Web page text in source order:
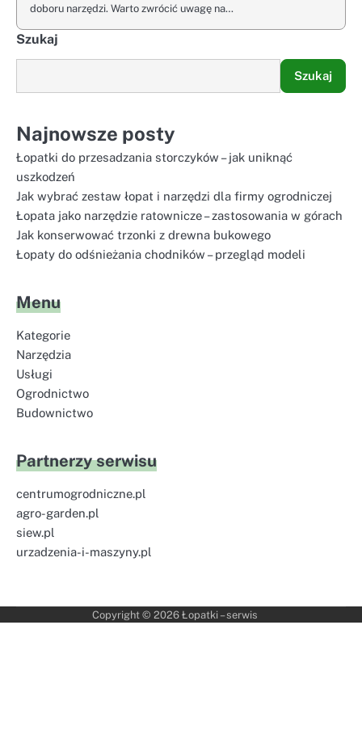
doboru narzędzi. Warto zwrócić uwagę na…
Szukaj
Szukaj
Najnowsze posty
Łopatki do przesadzania storczyków – jak uniknąć
uszkodzeń
Jak wybrać zestaw łopat i narzędzi dla firmy ogrodniczej
Łopata jako narzędzie ratownicze – zastosowania w górach
Jak konserwować trzonki z drewna bukowego
Łopaty do odśnieżania chodników – przegląd modeli
Menu
Kategorie
Narzędzia
Usługi
Ogrodnictwo
Budownictwo
Partnerzy serwisu
centrumogrodniczne.pl
agro-garden.pl
siew.pl
urzadzenia-i-maszyny.pl
Copyright © 2026 Łopatki – serwis